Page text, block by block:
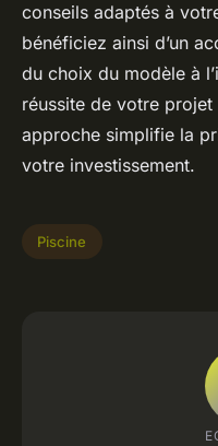
conseils adaptés à
bénéficiez ainsi d’un
du choix du modèle à
réussite de votre
approche simplifie la
votre investissement.
Piscine